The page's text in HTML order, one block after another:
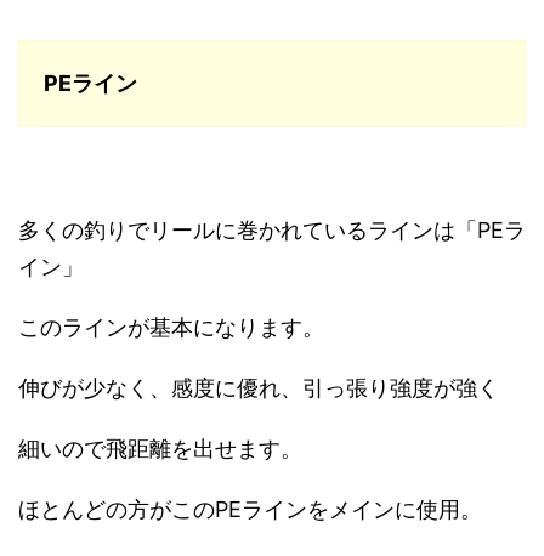
PEライン
多くの釣りでリールに巻かれているラインは「PEラ
イン」
このラインが基本になります。
伸びが少なく、感度に優れ、引っ張り強度が強く
細いので飛距離を出せます。
ほとんどの方がこのPEラインをメインに使用。